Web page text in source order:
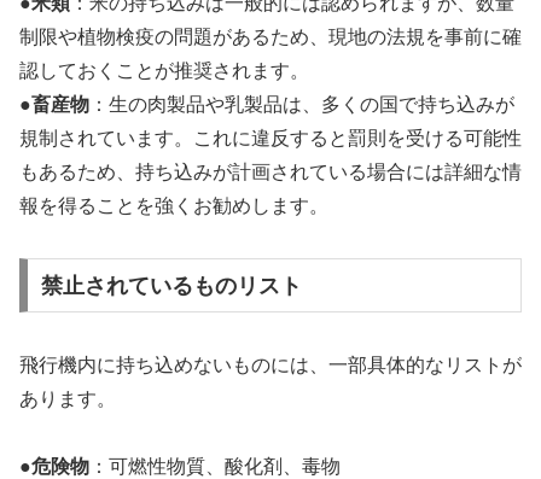
制限や植物検疫の問題があるため、現地の法規を事前に確
認しておくことが推奨されます。
●畜産物 ：生の肉製品や乳製品は、多くの国で持ち込みが
規制されています。これに違反すると罰則を受ける可能性
もあるため、持ち込みが計画されている場合には詳細な情
報を得ることを強くお勧めします。
禁止されているものリスト
飛行機内に持ち込めないものには、一部具体的なリストが
あります。
●危険物 ：可燃性物質、酸化剤、毒物